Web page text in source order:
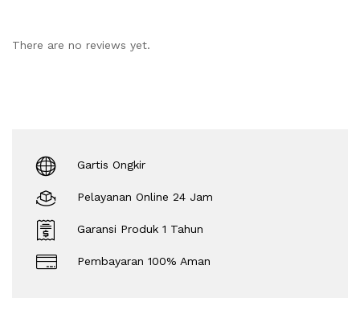
There are no reviews yet.
Gartis Ongkir
Pelayanan Online 24 Jam
Garansi Produk 1 Tahun
Pembayaran 100% Aman